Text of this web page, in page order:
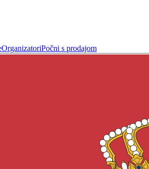
OrganizatoriPočni s prodajom